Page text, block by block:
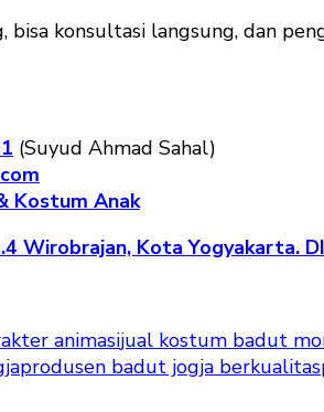
bisa konsultasi langsung, dan
(Suyud Ahmad Sahal)
Kostum Anak
Wirobrajan, Kota Yogyakarta.
animasijual kostum badut
produsen badut jogja berkualitas